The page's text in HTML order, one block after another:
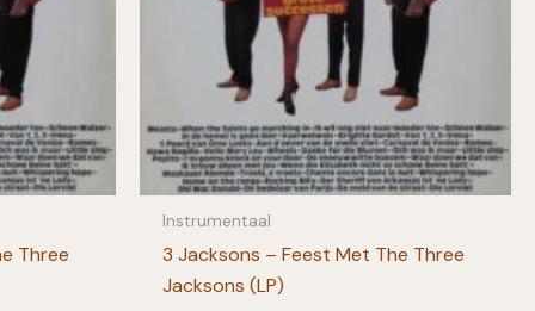
Three
Instrumentaal
3 Jacksons – Feest Met The Three
Jacksons (LP)